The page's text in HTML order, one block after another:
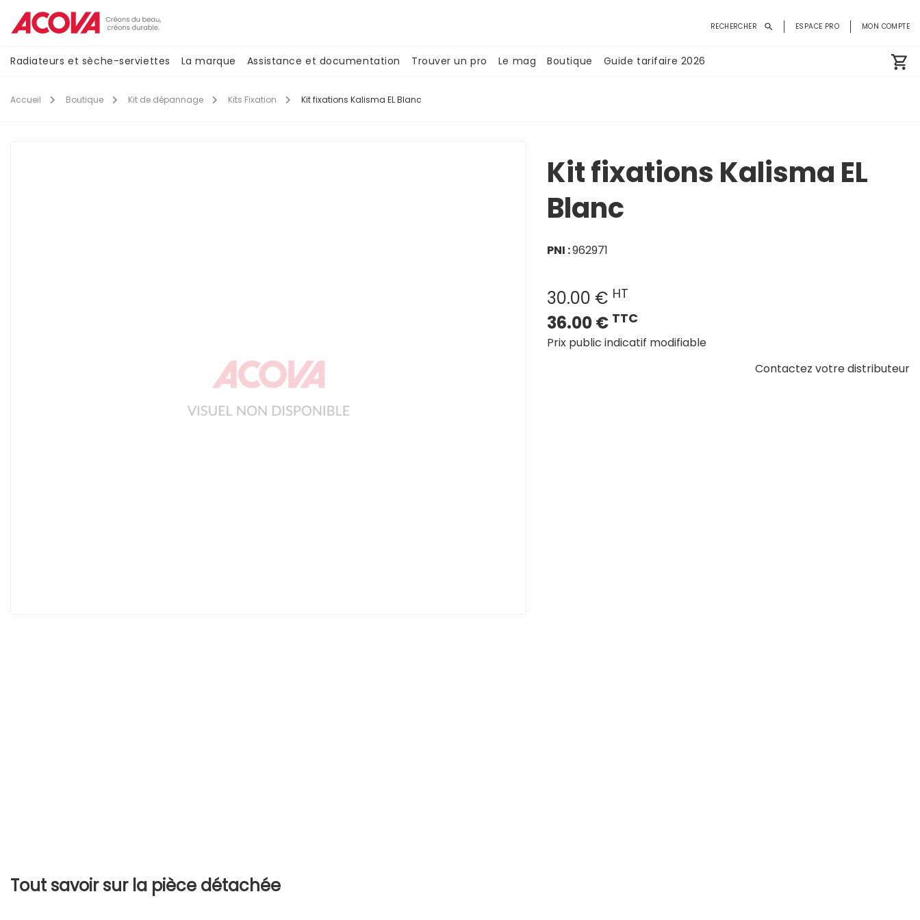
contenu
Menu
RECHERCHER ESPACE PRO MON COMPTE
principale
Radiateurs et sèche-serviettes La marque Assistance et documentation Trouver un pro Le mag Boutique Guide tarifaire 2026
Accueil Boutique Kit de dépannage Kits Fixation Kit fixations Kalisma EL Blanc
Kit fixations Kalisma EL
Blanc
PNI :962971
30.00 € HT
36.00 € TTC
Prix public indicatif modifiable
Contactez votre distributeur
Tout savoir sur la pièce détachée